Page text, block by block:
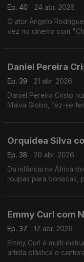
Ep. 40
24 abr. 2026
O ator Ângelo
vez no cinema com
Daniel Pereira
Ep. 39
21 abr. 2026
Daniel Pereira Cristo
Malva Globo, fez-se
Orquídea Silva
Ep. 38
20 abr. 2026
Da infância na África
roupas para bonecas,
Emmy Curl com
Ep. 37
17 abr. 2026
Emmy Curl é multi-
artista plástica e